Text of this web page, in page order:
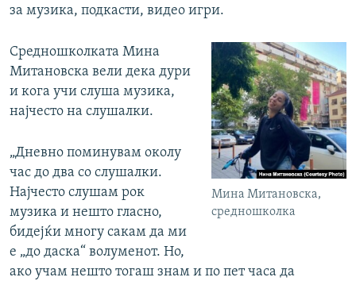
за музика, подкасти, видео игри.
Мина Митановска,
средношколка
Средношколката Мина
Митановска вели дека дури
и кога учи слуша музика,
најчесто на слушалки.
„Дневно поминувам околу
час до два со слушалки.
Најчесто слушам рок
музика и нешто гласно,
бидејќи многу сакам да ми
е „до даска“ волуменот. Но,
ако учам нешто тогаш знам и по пет часа да